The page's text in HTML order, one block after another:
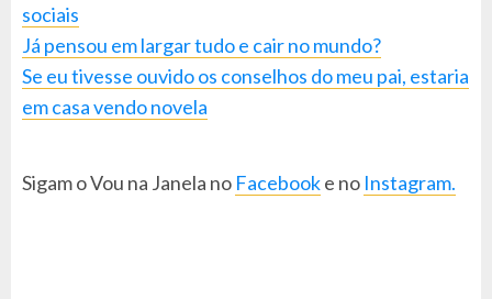
sociais
Já pensou em largar tudo e cair no mundo?
Se eu tivesse ouvido os conselhos do meu pai, estaria
em casa vendo novela
Sigam o Vou na Janela no Facebooke no Instagram.